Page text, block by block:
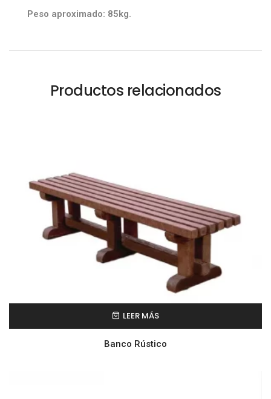
Peso aproximado: 85kg.
Productos relacionados
LEER MÁS
Banco Rústico